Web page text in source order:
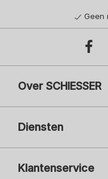
Geen
Over SCHIESSER
Diensten
Klantenservice